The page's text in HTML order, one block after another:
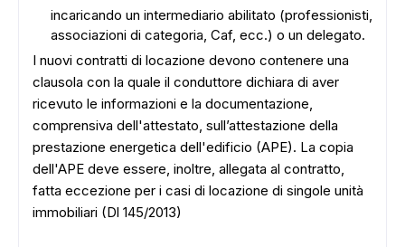
incaricando un intermediario abilitato (professionisti,
associazioni di categoria, Caf, ecc.) o un delegato.
I nuovi contratti di locazione devono contenere una
clausola con la quale il conduttore dichiara di aver
ricevuto le informazioni e la documentazione,
comprensiva dell'attestato, sull’attestazione della
prestazione energetica dell'edificio (APE). La copia
dell'APE deve essere, inoltre, allegata al contratto,
fatta eccezione per i casi di locazione di singole unità
immobiliari (Dl 145/2013)